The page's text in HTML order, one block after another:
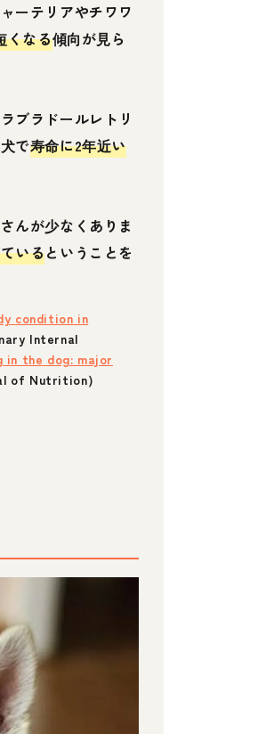
ーテリアやチワワ
くなる傾向が見ら
ブラドールレトリ
で寿命に2年近い
んが少なくありま
いるということを
condition in
Internal
the dog: major
of Nutrition）